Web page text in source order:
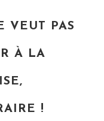
VEUT PAS
À LA
!